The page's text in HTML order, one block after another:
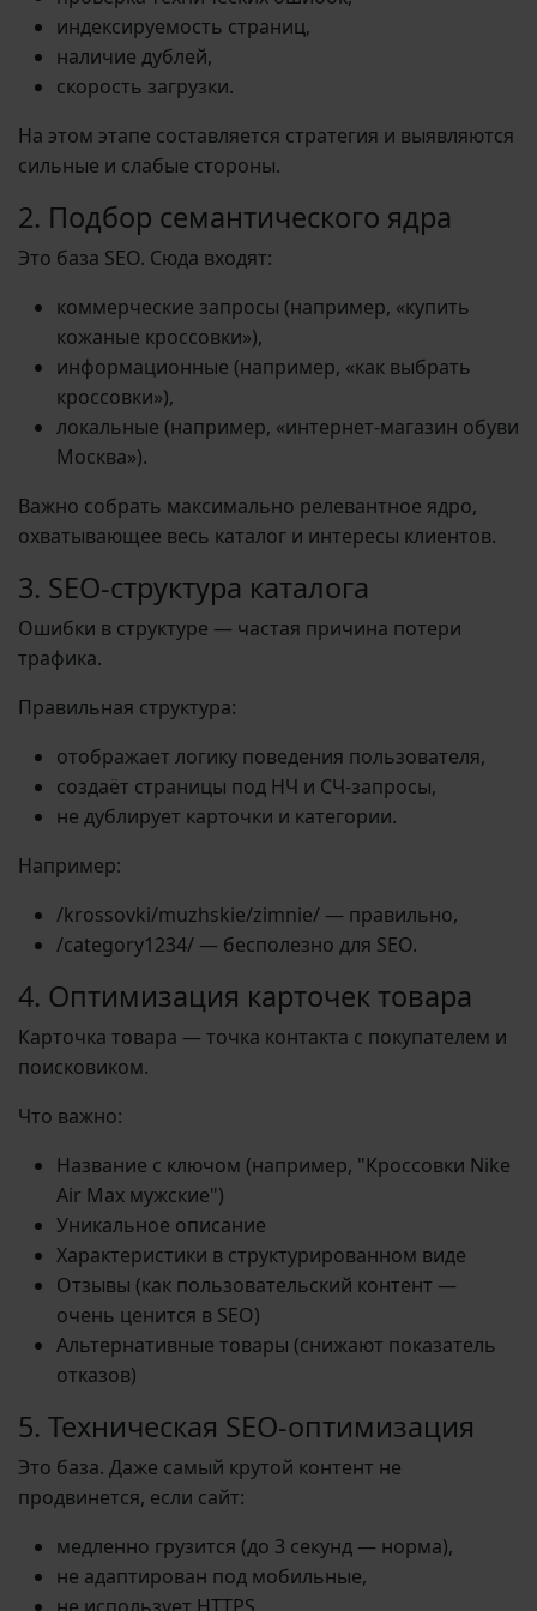
индексируемость страниц,
наличие дублей,
скорость загрузки.
На этом этапе составляется стратегия и выявляются
сильные и слабые стороны.
2. Подбор семантического ядра
Это база SEO. Сюда входят:
коммерческие запросы (например, «купить
кожаные кроссовки»),
информационные (например, «как выбрать
кроссовки»),
локальные (например, «интернет-магазин обуви
Москва»).
Важно собрать максимально релевантное ядро,
охватывающее весь каталог и интересы клиентов.
3. SEO-структура каталога
Ошибки в структуре — частая причина потери
трафика.
Правильная структура:
отображает логику поведения пользователя,
создаёт страницы под НЧ и СЧ-запросы,
не дублирует карточки и категории.
Например:
/krossovki/muzhskie/zimnie/ — правильно,
/category1234/ — бесполезно для SEO.
4. Оптимизация карточек товара
Карточка товара — точка контакта с покупателем и
поисковиком.
Что важно:
Название с ключом (например, "Кроссовки Nike
Air Max мужские")
Уникальное описание
Характеристики в структурированном виде
Отзывы (как пользовательский контент —
очень ценится в SEO)
Альтернативные товары (снижают показатель
отказов)
5. Техническая SEO-оптимизация
Это база. Даже самый крутой контент не
продвинется, если сайт:
медленно грузится (до 3 секунд — норма),
не адаптирован под мобильные,